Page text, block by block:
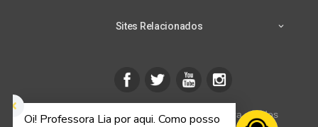
Sites Relacionados
CPB mais - © 2026 Casa Publicadora Brasileira - Todos